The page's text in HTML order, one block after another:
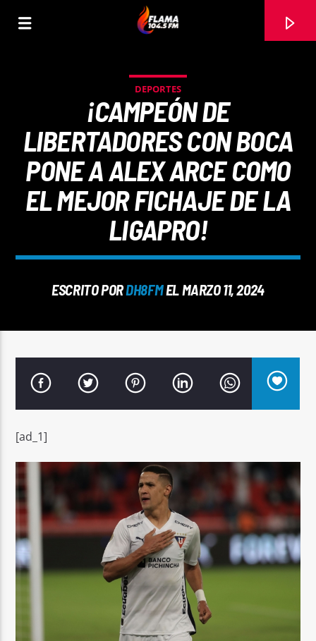
TÍTULO
Señal FM
DEPORTES
¡CAMPEÓN DE
LIBERTADORES CON BOCA
PONE A ALEX ARCE COMO
EL MEJOR FICHAJE DE LA
LIGAPRO!
ESCRITO PORDH8FMEL MARZO 11, 2024
[ad_1]